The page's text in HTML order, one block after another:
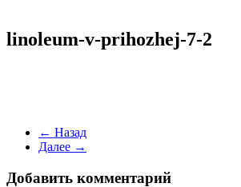
linoleum-v-prihozhej-7-2
← Назад
Далее →
Добавить комментарий